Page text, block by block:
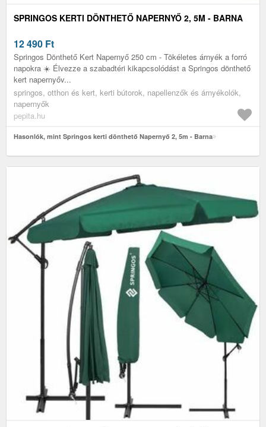
SPRINGOS KERTI DÖNTHETŐ NAPERNYŐ 2, 5M - BARNA
12 490 Ft
Springos Dönthető Kert Napernyő 250 cm - Tökéletes árnyék a forró
napokra ☀️ Élvezze a szabadtéri kikapcsolódást a Springos dönthető
kert napernyőv...
springos, otthon és kert, kerti bútorok, napellenzők és árnyékolók,
napernyők
pepita.hu
Hasonlók, mint Springos kerti dönthető Napernyő 2, 5m - Barna